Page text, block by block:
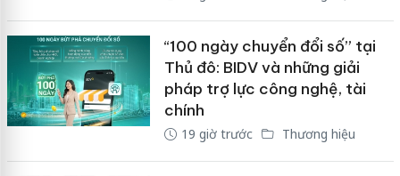
“100 ngày chuyển đổi số” tại
Thủ đô: BIDV và những giải
pháp trợ lực công nghệ, tài
chính
19 giờ trước Thương hiệu